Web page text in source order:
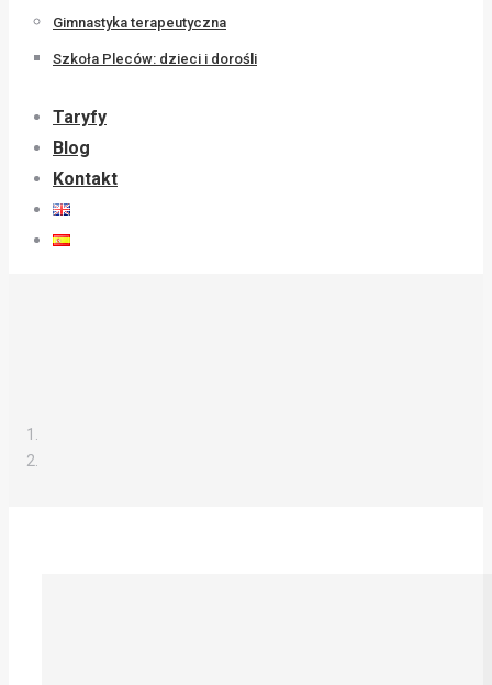
Gimnastyka terapeutyczna
Szkoła Pleców: dzieci i dorośli
Taryfy
Blog
Kontakt